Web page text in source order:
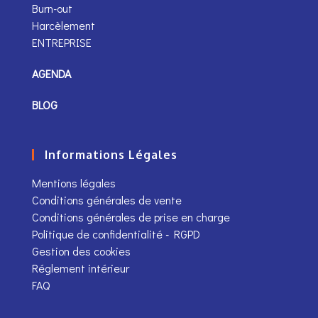
Burn-out
Harcèlement
ENTREPRISE
AGENDA
BLOG
Informations Légales
Mentions légales
Conditions générales de vente
Conditions générales de prise en charge
Politique de confidentialité - RGPD
Gestion des cookies
Réglement intérieur
FAQ